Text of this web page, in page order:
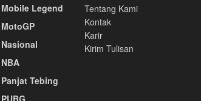
Mobile Legend
MotoGP
Nasional
NBA
Panjat Tebing
Tentang Kami
Kontak
Karir
Kirim Tulisan